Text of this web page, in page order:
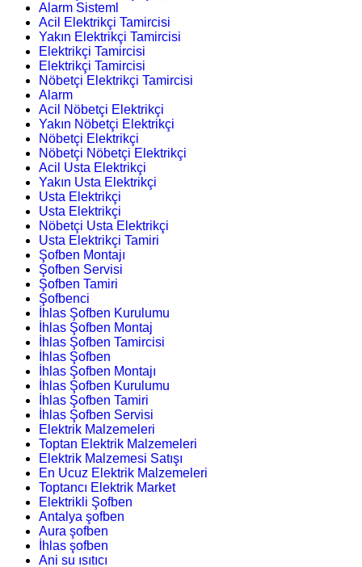
Alarm Sisteml
Acil Elektrikçi Tamircisi
Yakın Elektrikçi Tamircisi
Elektrikçi Tamircisi
Elektrikçi Tamircisi
Nöbetçi Elektrikçi Tamircisi
Alarm
Acil Nöbetçi Elektrikçi
Yakın Nöbetçi Elektrikçi
Nöbetçi Elektrikçi
Nöbetçi Nöbetçi Elektrikçi
Acil Usta Elektrikçi
Yakın Usta Elektrikçi
Usta Elektrikçi
Usta Elektrikçi
Nöbetçi Usta Elektrikçi
Usta Elektrikçi Tamiri
Şofben Montajı
Şofben Servisi
Şofben Tamiri
Şofbenci
İhlas Şofben Kurulumu
İhlas Şofben Montaj
İhlas Şofben Tamircisi
İhlas Şofben
İhlas Şofben Montajı
İhlas Şofben Kurulumu
İhlas Şofben Tamiri
İhlas Şofben Servisi
Elektrik Malzemeleri
Toptan Elektrik Malzemeleri
Elektrik Malzemesi Satışı
En Ucuz Elektrik Malzemeleri
Toptancı Elektrik Market
Elektrikli Şofben
Antalya şofben
Aura şofben
İhlas şofben
Ani su ısıtıcı